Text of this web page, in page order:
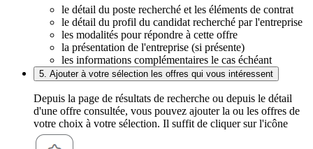
le détail du poste recherché et les éléments de contrat
le détail du profil du candidat recherché par l'entreprise
les modalités pour répondre à cette offre
la présentation de l'entreprise (si présente)
les informations complémentaires le cas échéant
5. Ajouter à votre sélection les offres qui vous intéressent
Depuis la page de résultats de recherche ou depuis le détail
d'une offre consultée, vous pouvez ajouter la ou les offres de
votre choix à votre sélection. Il suffit de cliquer sur l'icône